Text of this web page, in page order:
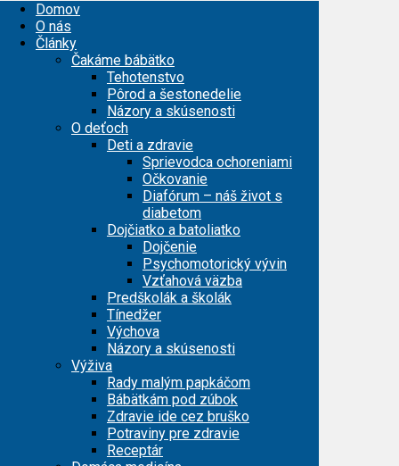
Domov
O nás
Články
Čakáme bábätko
Tehotenstvo
Pôrod a šestonedelie
Názory a skúsenosti
O deťoch
Deti a zdravie
Sprievodca ochoreniami
Očkovanie
Diafórum – náš život s
diabetom
Dojčiatko a batoliatko
Dojčenie
Psychomotorický vývin
Vzťahová väzba
Predškolák a školák
Tínedžer
Výchova
Názory a skúsenosti
Výživa
Rady malým papkáčom
Bábätkám pod zúbok
Zdravie ide cez bruško
Potraviny pre zdravie
Receptár